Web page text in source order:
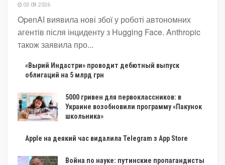
03.08.2026
OpenAI виявила нові збої у роботі автономних
агентів після інциденту з Hugging Face. Anthropic
також заявила про...
«Вырий Индастри» проводит дебютный выпуск
облигаций на 5 млрд грн
5000 гривен для первоклассников: в
Украине возобновили программу «Пакунок
школьника»
Apple на деякий час видалила Telegram з App Store
Война по науке: путинские пропагандисты